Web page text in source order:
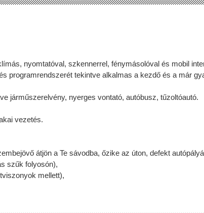
nyomtatóval, szkennerrel, fénymásolóval és mobil
programrendszerét tekintve alkalmas a kezdő és a már
járműszerelvény, nyerges vontató, autóbusz, tűzoltóautó.
vezetés.
átjön a Te sávodba, őzike az úton, defekt
szűk folyosón),
mellett),